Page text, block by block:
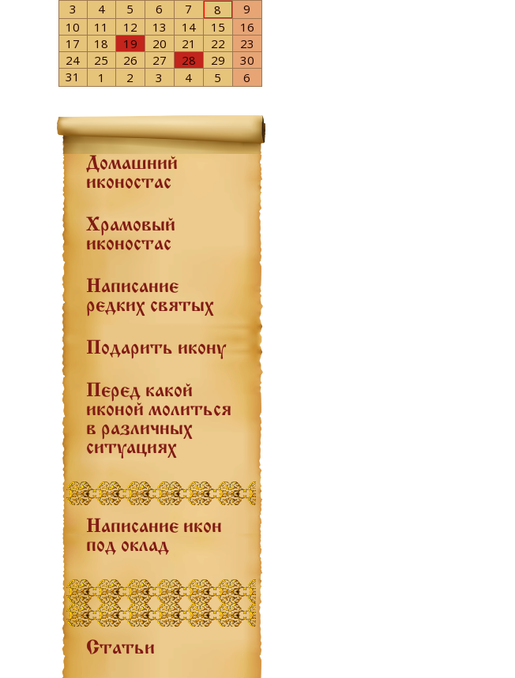
3
4 5 6 7 8
9
10
11 12 13 14 15
16
17
18 19 20 21 22
23
24
25 26 27 28 29
30
31
1 2 3 4 5 6
Домашний
иконостас
Храмовый
иконостас
Написание
редких святых
Подарить икону
Перед какой
иконой молиться
в различных
ситуациях
Написание икон
под оклад
Статьи